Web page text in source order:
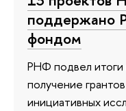
поддержано
фондом
РНФ подвел итоги
получение
инициативных